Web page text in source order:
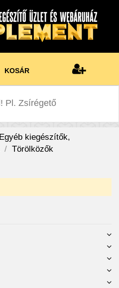
KOSÁR
Egyéb kiegészítők,
Törölközők